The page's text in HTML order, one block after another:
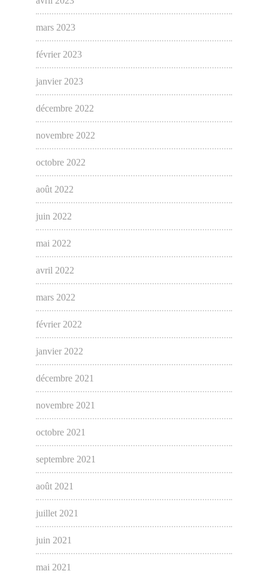
mars 2023
février 2023
janvier 2023
décembre 2022
novembre 2022
octobre 2022
août 2022
juin 2022
mai 2022
avril 2022
mars 2022
février 2022
janvier 2022
décembre 2021
novembre 2021
octobre 2021
septembre 2021
août 2021
juillet 2021
juin 2021
mai 2021